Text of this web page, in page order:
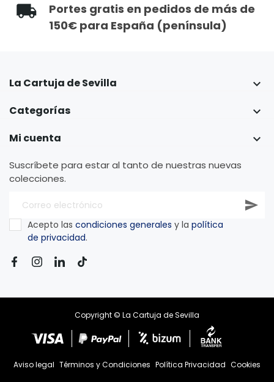
Portes gratis en pedidos de más de
150€ para España (península)
La Cartuja de Sevilla 
Categorías 
Mi cuenta 
Suscríbete para estar al tanto de nuestras nuevas
colecciones.
Acepto las condiciones generales y la política
de privacidad.
Copyright © La Cartuja de Sevilla
Aviso legal Términos y Condiciones Política Privacidad Cookies